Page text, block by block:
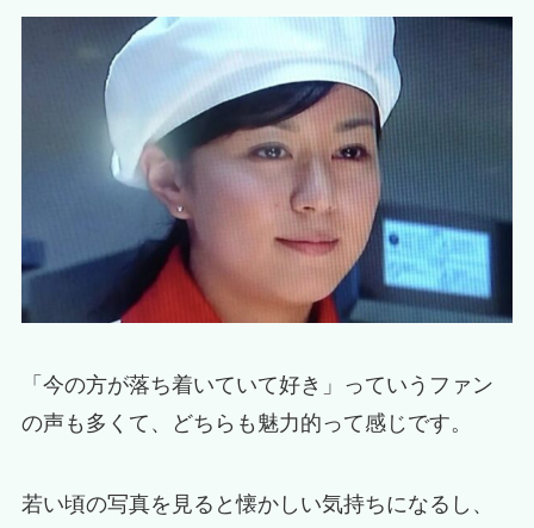
「今の方が落ち着いていて好き」っていうファン
の声も多くて、どちらも魅力的って感じです。
若い頃の写真を見ると懐かしい気持ちになるし、